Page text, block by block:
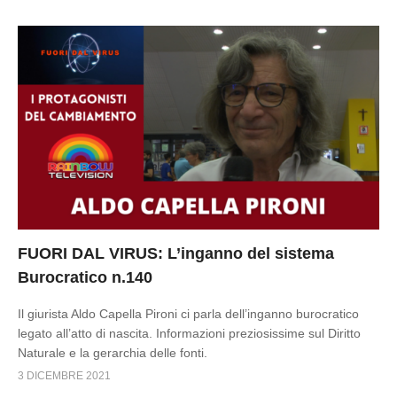
FUORI DAL VIRUS: L’inganno del sistema
Burocratico n.140
Il giurista Aldo Capella Pironi ci parla dell’inganno burocratico
legato all’atto di nascita. Informazioni preziosissime sul Diritto
Naturale e la gerarchia delle fonti.
3 DICEMBRE 2021